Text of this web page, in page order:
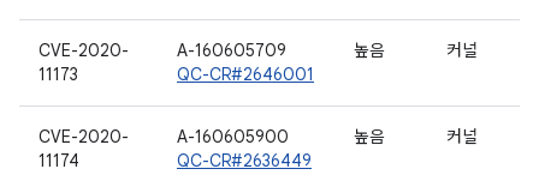
CVE-2020-
11173
A-160605709
QC-CR#2646001
높음 커널
CVE-2020-
11174
A-160605900
QC-CR#2636449
높음 커널